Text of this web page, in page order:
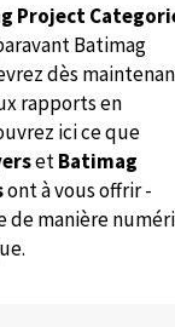
Project
Batimag
dès
rapports en
ici ce que
etBatimag
ont à vous offrir -
de manière